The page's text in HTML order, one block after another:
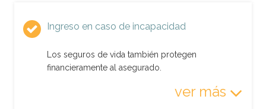
Ingreso en caso de incapacidad
Los seguros de vida también protegen
financieramente al asegurado.
ver más